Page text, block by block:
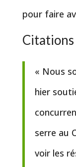
pour faire
Citations
« Nous
hier
serre au
voir les